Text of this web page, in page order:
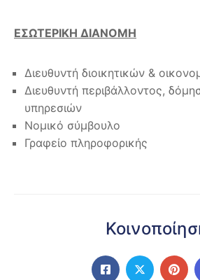
ΕΣΩΤΕΡΙΚΗ ΔΙΑΝΟΜΗ
Διευθυντή διοικητικών &
Διευθυντή περιβάλλοντος,
υπηρεσιών
Νομικό σύμβουλο
Γραφείο πληροφορικής